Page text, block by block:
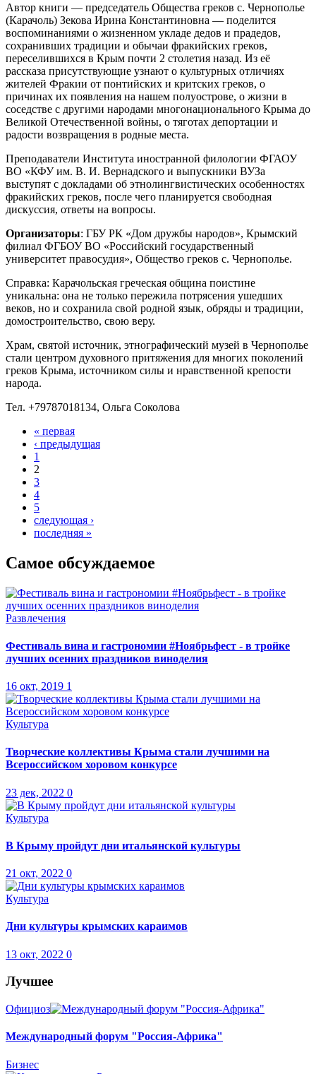
Автор книги — председатель Общества греков с. Чернополье
(Карачоль) Зекова Ирина Константиновна — поделится
воспоминаниями о жизненном укладе дедов и прадедов,
сохранивших традиции и обычаи фракийских греков,
переселившихся в Крым почти 2 столетия назад. Из её
рассказа присутствующие узнают о культурных отличиях
жителей Фракии от понтийских и критских греков, о
причинах их появления на нашем полуострове, о жизни в
соседстве с другими народами многонационального Крыма до
Великой Отечественной войны, о тяготах депортации и
радости возвращения в родные места.
Преподаватели Института иностранной филологии ФГАОУ
ВО «КФУ им. В. И. Вернадского и выпускники ВУЗа
выступят с докладами об этнолингвистических особенностях
фракийских греков, после чего планируется свободная
дискуссия, ответы на вопросы.
Организаторы: ГБУ РК «Дом дружбы народов», Крымский
филиал ФГБОУ ВО «Российский государственный
университет правосудия», Общество греков с. Чернополье.
Справка: Карачольская греческая община поистине
уникальна: она не только пережила потрясения ушедших
веков, но и сохранила свой родной язык, обряды и традиции,
домостроительство, свою веру.
Храм, святой источник, этнографический музей в Чернополье
стали центром духовного притяжения для многих поколений
греков Крыма, источником силы и нравственной крепости
народа.
Тел. +79787018134, Ольга Соколова
Страницы
« первая
‹ предыдущая
1
2
3
4
5
следующая ›
последняя »
Самое обсуждаемое
Развлечения
Фестиваль вина и гастрономии #Ноябрьфест - в тройке
лучших осенних праздников виноделия
16 окт, 2019 1
Культура
Творческие коллективы Крыма стали лучшими на
Всероссийском хоровом конкурсе
23 дек, 2022 0
Культура
В Крыму пройдут дни итальянской культуры
21 окт, 2022 0
Культура
Дни культуры крымских караимов
13 окт, 2022 0
Лучшее
Официоз
Международный форум "Россия-Африка"
Бизнес